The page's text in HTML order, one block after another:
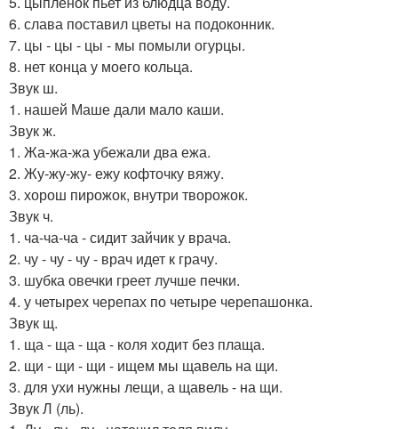
6. слава поставил цветы на подоконник.
7. цы - цы - цы - мы помыли огурцы.
8. нет конца у моего кольца.
Звук ш.
1. нашей Маше дали мало каши.
Звук ж.
1. Жа-жа-жа убежали два ежа.
2. Жу-жу-жу- ежу кофточку вяжу.
3. хорош пирожок, внутри творожок.
Звук ч.
1. ча-ча-ча - сидит зайчик у врача.
2. чу - чу - чу - врач идет к грачу.
3. шубка овечки греет лучше печки.
4. у четырех черепах по четыре черепашонка.
Звук щ.
1. ща - ща - ща - коля ходит без плаща.
2. щи - щи - щи - ищем мы щавель на щи.
3. для ухи нужны лещи, а щавель - на щи.
Звук Л (ль).